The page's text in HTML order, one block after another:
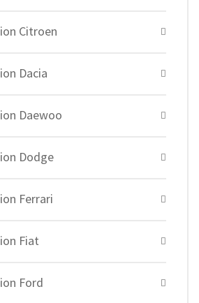
Citroen
Dacia
Daewoo
Dodge
Ferrari
Fiat
Ford